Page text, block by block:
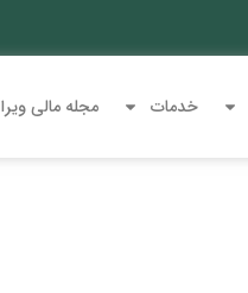
خدمات مجله مالی ویرا